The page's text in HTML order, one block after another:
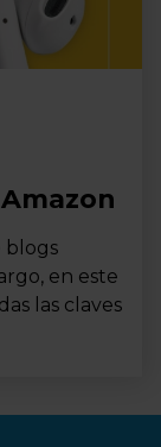
blogs
en este
las claves